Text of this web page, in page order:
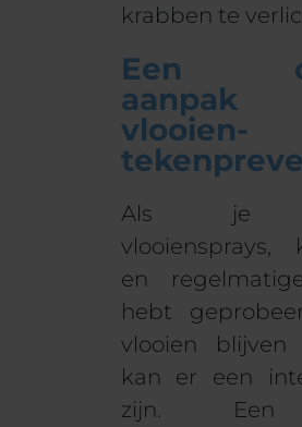
krabben te
Een
Als je
vlooiensprays,
en
hebt
vlooien blijven
kan er een
zijn. Een